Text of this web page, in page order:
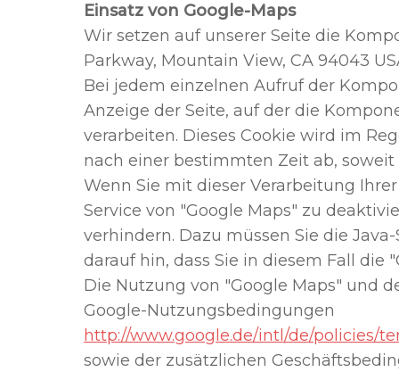
Einsatz von Google-Maps
Wir setzen auf unserer Seite die
Parkway, Mountain View, CA 94043
Bei jedem einzelnen Aufruf der
Anzeige der Seite, auf der die
verarbeiten. Dieses Cookie wird im
nach einer bestimmten Zeit ab,
Wenn Sie mit dieser Verarbeitung
Service von "Google Maps" zu
verhindern. Dazu müssen Sie die
darauf hin, dass Sie in diesem Fall
Die Nutzung von "Google Maps" und
Google-Nutzungsbedingungen
http://www.google.de/intl/de/policies/
sowie der zusätzlichen